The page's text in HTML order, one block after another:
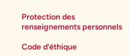
Protection des
renseignements personnels
Code d’éthique